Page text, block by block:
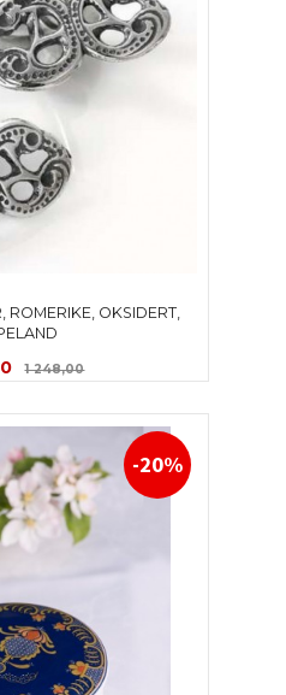
ROMERIKE, OKSIDERT,
1 248,00Rabatt
-20%